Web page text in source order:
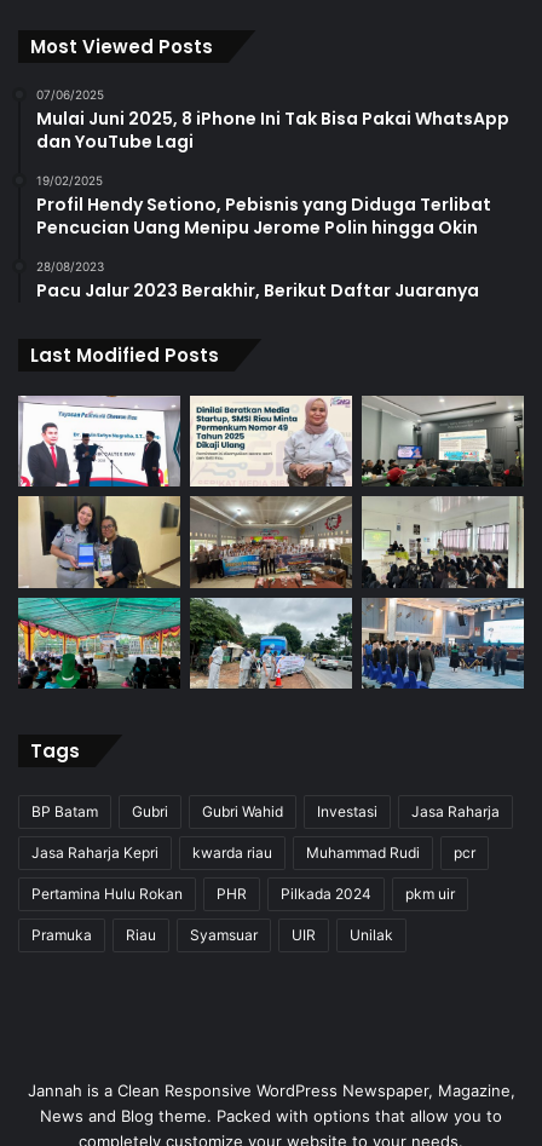
Most Viewed Posts
07/06/2025
Mulai Juni 2025, 8 iPhone Ini Tak Bisa Pakai WhatsApp
dan YouTube Lagi
19/02/2025
Profil Hendy Setiono, Pebisnis yang Diduga Terlibat
Pencucian Uang Menipu Jerome Polin hingga Okin
28/08/2023
Pacu Jalur 2023 Berakhir, Berikut Daftar Juaranya
Last Modified Posts
Tags
BP Batam Gubri Gubri Wahid Investasi Jasa Raharja
Jasa Raharja Kepri kwarda riau Muhammad Rudi pcr
Pertamina Hulu Rokan PHR Pilkada 2024 pkm uir
Pramuka Riau Syamsuar UIR Unilak
Jannah is a Clean Responsive WordPress Newspaper, Magazine,
News and Blog theme. Packed with options that allow you to
completely customize your website to your needs.